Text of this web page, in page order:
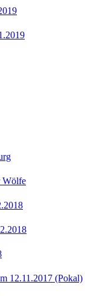
Wölfe
12.11.2017 (Pokal)